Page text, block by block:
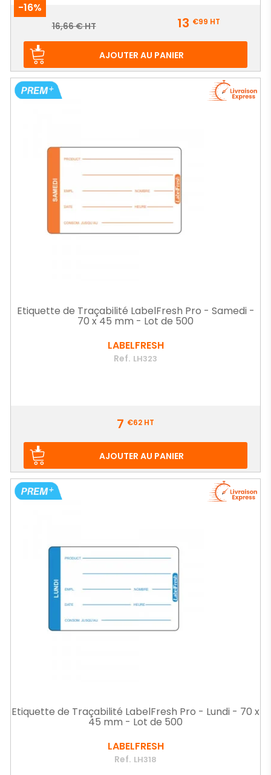
-16%
Prix
Prix
16,66 € HT 13 €99 HT
AJOUTER AU PANIER
Etiquette de Traçabilité LabelFresh Pro - Samedi -
70 x 45 mm - Lot de 500
LABELFRESH
Ref. LH323
7 €62 HT
AJOUTER AU PANIER
Etiquette de Traçabilité LabelFresh Pro - Lundi - 70 x
45 mm - Lot de 500
LABELFRESH
Ref. LH318